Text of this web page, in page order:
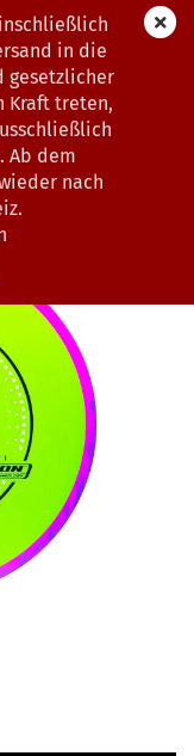
in die
gesetzlicher
Kraft treten,
Ab dem
nach